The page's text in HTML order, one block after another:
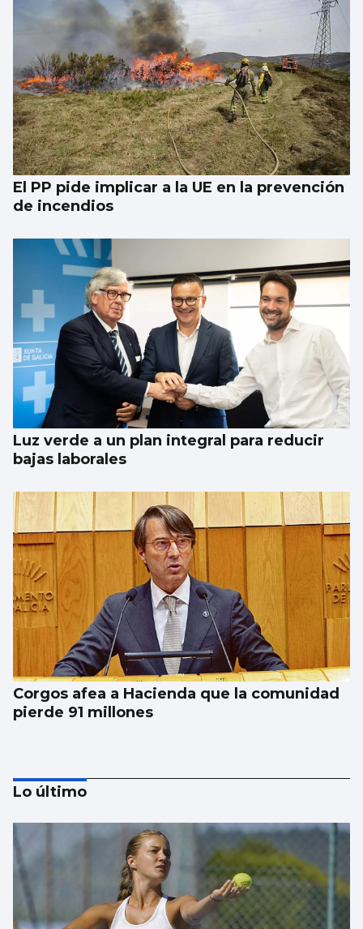
El PP pide implicar a la UE en la prevención
de incendios
Luz verde a un plan integral para reducir
bajas laborales
Corgos afea a Hacienda que la comunidad
pierde 91 millones
Lo último